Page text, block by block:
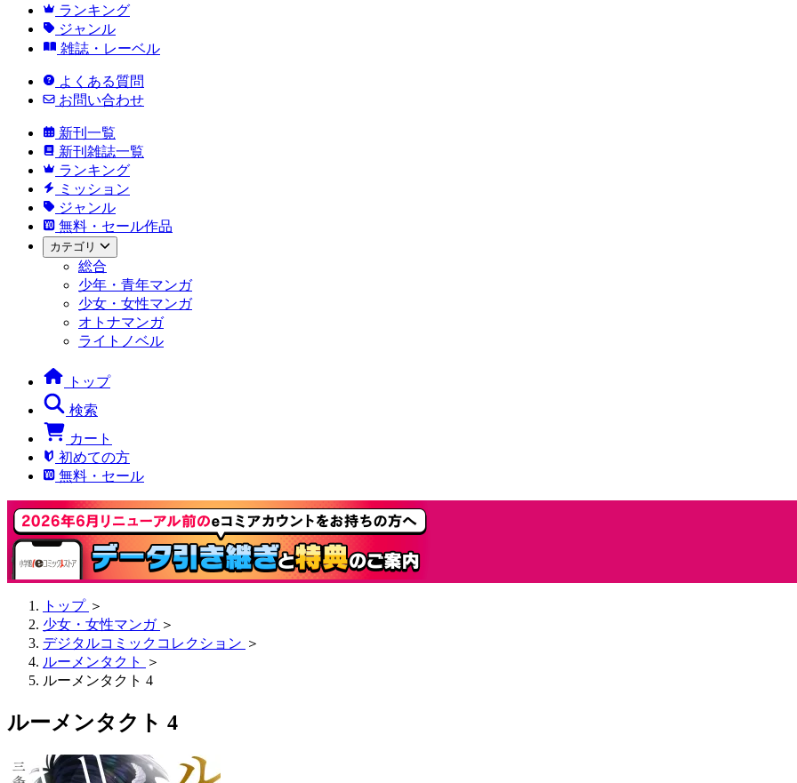
ランキング
ジャンル
雑誌・レーベル
よくある質問
お問い合わせ
新刊一覧
新刊雑誌一覧
ランキング
ミッション
ジャンル
無料・セール作品
カテゴリ
総合
少年・青年マンガ
少女・女性マンガ
オトナマンガ
ライトノベル
トップ
検索
カート
初めての方
無料・セール
トップ ＞
少女・女性マンガ ＞
デジタルコミックコレクション ＞
ルーメンタクト
＞
ルーメンタクト 4
ルーメンタクト 4